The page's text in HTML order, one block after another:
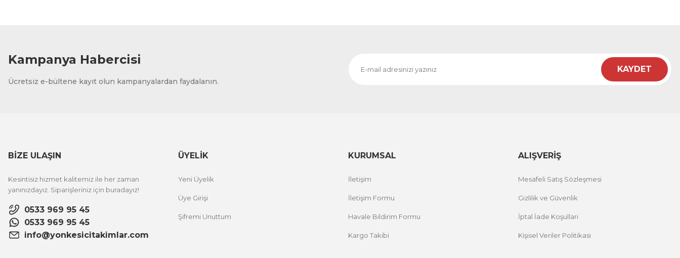
Kampanya Habercisi
Ücretsiz e-bültene kayıt olun kampanyalardan faydalanın.
KAYDET
BİZE ULAŞIN
Kesintisiz hizmet kalitemiz ile her zaman
yanınızdayız. Siparişleriniz için buradayız!
0533 969 95 45
0533 969 95 45
info@yonkesicitakimlar.com
ÜYELİK
Yeni Üyelik
Üye Girişi
Şifremi Unuttum
KURUMSAL
İletişim
İletişim Formu
Havale Bildirim Formu
Kargo Takibi
ALIŞVERİŞ
Mesafeli Satış Sözleşmesi
Gizlilik ve Güvenlik
İptal İade Koşullari
Kişisel Veriler Politikası